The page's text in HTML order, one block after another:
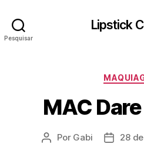
Pesquisar
Lipstick
MAC
Autor
Por Gabi
Data
28